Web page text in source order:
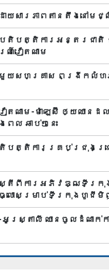
យសារភាពតានតឹងនៅម
បត្តិការអន្តរជាតិ
វៀតណាម
មួយសហគ្រាស ពង្រីកលំ
តណាម-ម៉ាឡេស៊ី ឲ្យឈានដ
េល ឆាប់ៗនេះ
ត្តិការគ្រប់ជ្រុងជ្រ
ស្តីពីការអភិវឌ្ឍទីក្រុ
ធ្លោសម្រាប់ទីក្រុងហូជីមិ
ស្ត្រាលី ឈាន​ចូលដំណាក់ក